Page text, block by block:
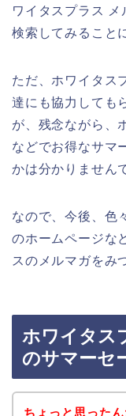
ワイタスプラス
検索してみること
ただ、ホワイタス
達にも協力しても
が、残念ながら、
などでお得なサマ
かは分かりません
なので、今後、色
のホームページな
スのメルマガをみ
ホワイタス
のサマーセ
ちょっと思った